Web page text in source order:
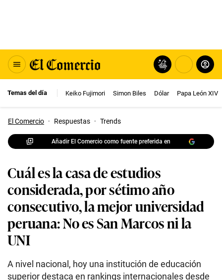
Temas del día Keiko Fujimori Simon Biles Dólar Papa León XIV
El Comercio · Respuestas · Trends
Añadir El Comercio como fuente preferida en
Cuál es la casa de estudios
considerada, por sétimo año
consecutivo, la mejor universidad
peruana: No es San Marcos ni la
UNI
A nivel nacional, hoy una institución de educación
superior destaca en rankings internacionales desde